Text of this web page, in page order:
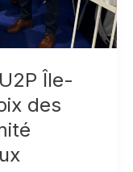
Île-
des